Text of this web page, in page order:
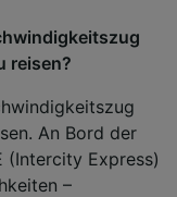
reisen?
An Bord der
(Intercity Express)
–